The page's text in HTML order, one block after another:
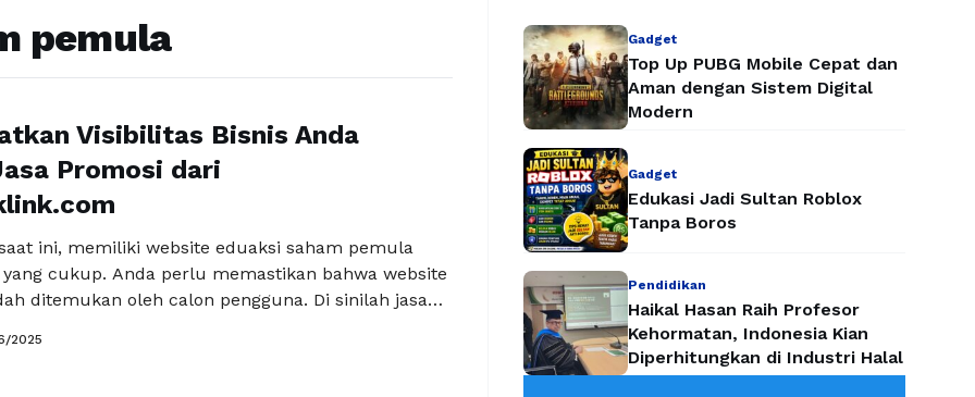
pemula
Visibilitas Bisnis Anda
Promosi dari
ini, memiliki website eduaksi saham pemula
cukup. Anda perlu memastikan bahwa website
ditemukan oleh calon pengguna. Di sinilah jasa
berperan penting. Dengan berbagai
RajaBacklink.com dapat membantu
2025
Gadget
Top Up PUBG Mobile Cepat dan
Aman dengan Sistem Digital
Modern
Gadget
Edukasi Jadi Sultan Roblox
Tanpa Boros
Pendidikan
Haikal Hasan Raih Profesor
Kehormatan, Indonesia Kian
Diperhitungkan di Industri Halal